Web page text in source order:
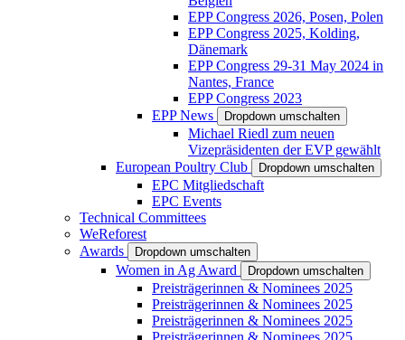
EPP Congress 2026, Posen, Polen
EPP Congress 2025, Kolding,
Dänemark
EPP Congress 29-31 May 2024 in
Nantes, France
EPP Congress 2023
EPP News
Dropdown umschalten
Michael Riedl zum neuen
Vizepräsidenten der EVP gewählt
European Poultry Club
Dropdown umschalten
EPC Mitgliedschaft
EPC Events
Technical Committees
WeReforest
Awards
Dropdown umschalten
Women in Ag Award Dropdown umschalten
Preisträgerinnen & Nominees 2025
Preisträgerinnen & Nominees 2025
Preisträgerinnen & Nominees 2025